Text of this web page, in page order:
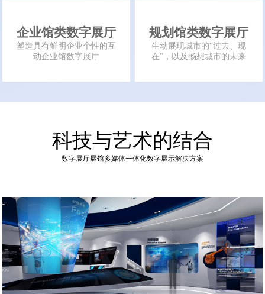
企业馆类数字展厅
塑造具有鲜明企业个性的互
动企业馆数字展厅
规划馆类数字展厅
生动展现城市的“过去、现
在”，以及畅想城市的未来
科技与艺术的结合
数字展厅展馆多媒体一体化数字展示解决方案